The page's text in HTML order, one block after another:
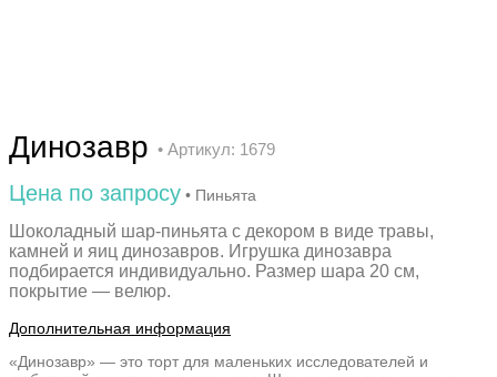
Динозавр • Артикул: 1679
Цена по запросу • Пиньята
Шоколадный шар-пиньята с декором в виде травы,
камней и яиц динозавров. Игрушка динозавра
подбирается индивидуально. Размер шара 20 см,
покрытие — велюр.
Дополнительная информация
«Динозавр» — это торт для маленьких исследователей и